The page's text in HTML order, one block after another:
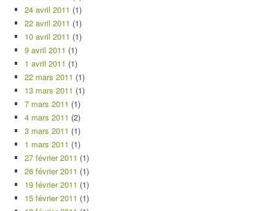
24 avril 2011 (1)
22 avril 2011 (1)
10 avril 2011 (1)
9 avril 2011 (1)
1 avril 2011 (1)
22 mars 2011 (1)
13 mars 2011 (1)
7 mars 2011 (1)
4 mars 2011 (2)
3 mars 2011 (1)
1 mars 2011 (1)
27 février 2011 (1)
26 février 2011 (1)
19 février 2011 (1)
15 février 2011 (1)